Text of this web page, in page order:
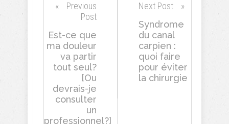
Previous
Post
Est-ce que
ma douleur
va partir
tout seul?
[Ou
devrais-je
consulter
un
professionnel?]
Next Post
Syndrome
du canal
carpien :
quoi faire
pour éviter
la chirurgie